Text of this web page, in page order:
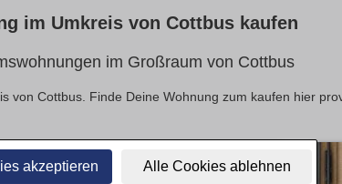
akzeptieren Alle Cookies ablehnen
im Umkreis von Cottbus kaufen
im Großraum von Cottbus
von Cottbus. Finde Deine Wohnung zum kaufen hier